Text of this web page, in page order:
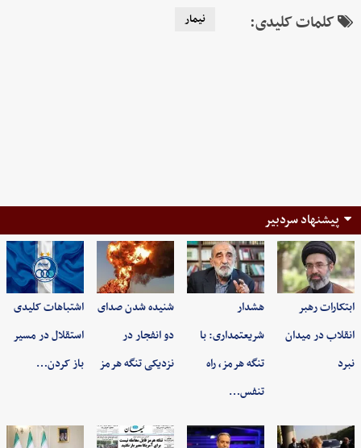
کلمات کلیدی: نیمار
پیشنهاد سردبیر
ابتکارات رهبر
انقلاب در میدان
نبرد
هشدار
شریعتمداری: با
تنگه هرمز، راه
تنفس…
شنیده شدن صدای
دو انفجار در
نزدیکی تنگه هرمز
اشتباهات کلیدی
استقلال در مسیر
باز کردن…